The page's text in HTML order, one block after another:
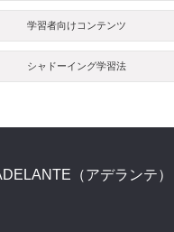
学習者向けコンテンツ
シャドーイング学習法
（アデランテ）